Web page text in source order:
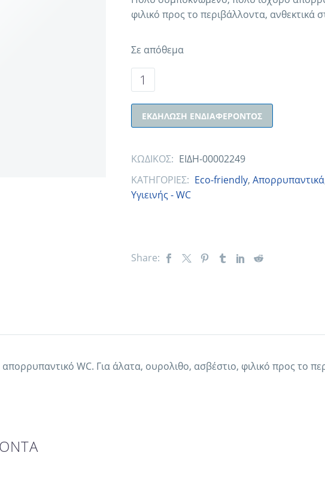
φιλικό προς το περιβάλλοντα, ανθεκτικά
Σε απόθεμα
ΕΚΔΉΛΩΣΗ ΕΝΔΙΑΦΈΡΟΝΤΟΣ
ΚΩΔΙΚΟΣ: ΕΙΔΗ-00002249
ΚΑΤΗΓΟΡΙΕΣ: Eco-friendly, Απορρυπαντικά
Υγιεινής - WC
Share:
WC. Για άλατα, ουρολιθο, ασβέστιο, φιλικό προς το